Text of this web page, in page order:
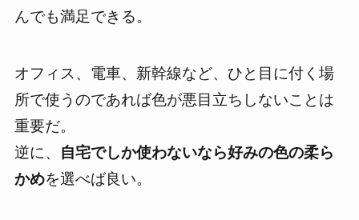
んでも満足できる。
オフィス、電車、新幹線など、ひと目に付く場
所で使うのであれば色が悪目立ちしないことは
重要だ。
逆に、 自宅でしか使わないなら好みの色の柔ら
かめを選べば良い。